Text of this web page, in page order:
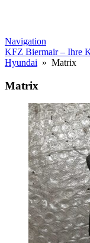
Navigation
KFZ Biermair – Ihre
Hyundai » Matrix
Matrix